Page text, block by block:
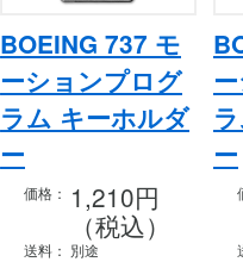
BOEING 737 モ
ーションプログ
ラム キーホルダ
ー
価格： 1,210円
（税込）
送料： 別途
ー